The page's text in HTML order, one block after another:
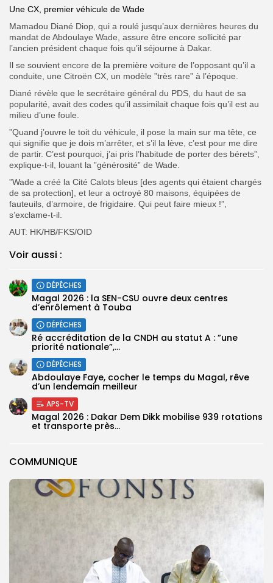
COMMUNIQUE
Une CX, premier véhicule de Wade
Mamadou Diané Diop, qui a roulé jusqu’aux dernières heures du
mandat de Abdoulaye Wade, assure être encore sollicité par
l’ancien président chaque fois qu’il séjourne à Dakar.
Il se souvient encore de la première voiture de l’opposant qu’il a
conduite, une Citroën CX, un modèle ”très rare” à l’époque.
Diané révèle que le secrétaire général du PDS, du haut de sa
popularité, avait des codes qu’il assimilait chaque fois qu’il est au
milieu d’une foule.
”Quand j’ouvre le toit du véhicule, il pose la main sur ma tête, ce
qui signifie que je dois m’arrêter, et s’il la lève, c’est pour me dire
de partir. C’est pourquoi, j’ai pris l’habitude de porter des bérets”,
explique-t-il, louant la ”générosité” de Wade.
”Wade a créé la Cité Calots bleus [des agents qui étaient chargés
de sa protection], et leur a octroyé 80 maisons, équipées de
fauteuils, d’armoire, de frigidaire. Qui peut faire mieux !”,
s’exclame-t-il.
AUT: HK/HB/FKS/OID
Voir aussi :
DÉPÊCHES
Magal 2026 : la SEN-CSU ouvre deux centres
d’enrôlement à Touba
DÉPÊCHES
Ré accréditation de la CNDH au statut A : ”une
priorité nationale”,...
DÉPÊCHES
Abdoulaye Faye, cocher le temps du Magal, rêve
d’un lendemain meilleur
APS-TV
Magal 2026 : Dakar Dem Dikk mobilise 939 rotations
et transporte près...